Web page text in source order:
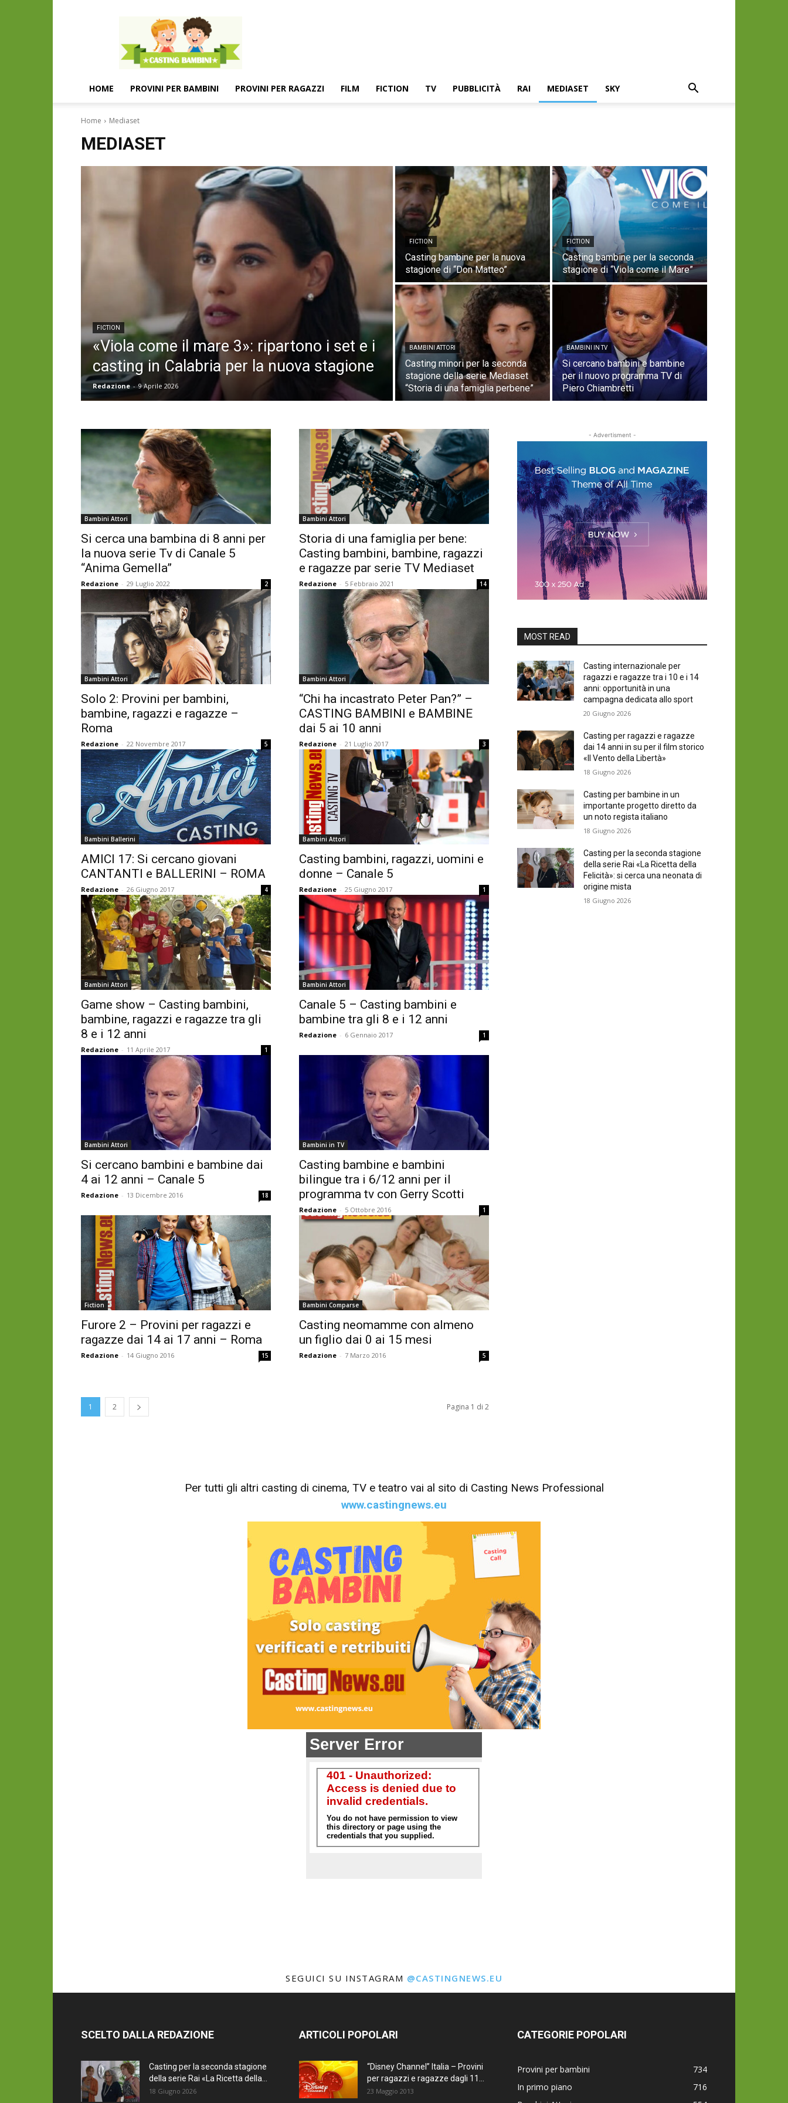
Casting
e
provini
per
bambini
e
HOME PROVINI PER BAMBINI PROVINI PER RAGAZZI FILM FICTION TV PUBBLICITÀ RAI MEDIASET SKY
Home Mediaset
MEDIASET
FICTION
«Viola come il mare 3»: ripartono i set e i
casting in Calabria per la nuova stagione
Redazione - 9 Aprile 2026
FICTION
Casting bambine per la nuova
stagione di “Don Matteo”
FICTION
Casting bambine per la seconda
stagione di “Viola come il Mare”
BAMBINI ATTORI
Casting minori per la seconda
stagione della serie Mediaset
“Storia di una famiglia perbene”
BAMBINI IN TV
Si cercano bambini e bambine
per il nuovo programma TV di
Piero Chiambretti
Bambini Attori
Si cerca una bambina di 8 anni per
la nuova serie Tv di Canale 5
“Anima Gemella”
Redazione - 29 Luglio 2022 2
Bambini Attori
Storia di una famiglia per bene:
Casting bambini, bambine, ragazzi
e ragazze par serie TV Mediaset
Redazione - 5 Febbraio 2021 14
Bambini Attori
Solo 2: Provini per bambini,
bambine, ragazzi e ragazze –
Roma
Redazione - 22 Novembre 2017 5
Bambini Attori
“Chi ha incastrato Peter Pan?” –
CASTING BAMBINI e BAMBINE
dai 5 ai 10 anni
Redazione - 21 Luglio 2017 3
Bambini Ballerini
AMICI 17: Si cercano giovani
CANTANTI e BALLERINI – ROMA
Redazione - 26 Giugno 2017 4
Bambini Attori
Casting bambini, ragazzi, uomini e
donne – Canale 5
Redazione - 25 Giugno 2017 1
Bambini Attori
Game show – Casting bambini,
bambine, ragazzi e ragazze tra gli
8 e i 12 anni
Redazione - 11 Aprile 2017 1
Bambini Attori
Canale 5 – Casting bambini e
bambine tra gli 8 e i 12 anni
Redazione - 6 Gennaio 2017 1
Bambini Attori
Si cercano bambini e bambine dai
4 ai 12 anni – Canale 5
Redazione - 13 Dicembre 2016 18
Bambini in TV
Casting bambine e bambini
bilingue tra i 6/12 anni per il
programma tv con Gerry Scotti
Redazione - 5 Ottobre 2016 1
Fiction
Furore 2 – Provini per ragazzi e
ragazze dai 14 ai 17 anni – Roma
Redazione - 14 Giugno 2016 15
Bambini Comparse
Casting neomamme con almeno
un figlio dai 0 ai 15 mesi
Redazione - 7 Marzo 2016 5
1 2 Pagina 1 di 2
- Advertisment -
MOST READ
Casting internazionale per
ragazzi e ragazze tra i 10 e i 14
anni: opportunità in una
campagna dedicata allo sport
20 Giugno 2026
Casting per ragazzi e ragazze
dai 14 anni in su per il film storico
«Il Vento della Libertà»
18 Giugno 2026
Casting per bambine in un
importante progetto diretto da
un noto regista italiano
18 Giugno 2026
Casting per la seconda stagione
della serie Rai «La Ricetta della
Felicità»: si cerca una neonata di
origine mista
18 Giugno 2026
Per tutti gli altri casting di cinema, TV e teatro vai al sito di Casting News Professional
www.castingnews.eu
SEGUICI SU INSTAGRAM @CASTINGNEWS.EU
SCELTO DALLA REDAZIONE
Casting per la seconda stagione
della serie Rai «La Ricetta della...
18 Giugno 2026
ARTICOLI POPOLARI
“Disney Channel” Italia – Provini
per ragazzi e ragazze dagli 11...
23 Maggio 2013
CATEGORIE POPOLARI
Provini per bambini
734
In primo piano
716